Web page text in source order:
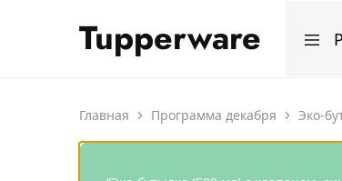
Tupperware
Магазин
продукции
Мир
лучшей
Все
Главная Программа декабря Эко-